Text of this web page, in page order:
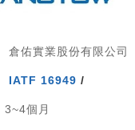
倉佑實業股份有限公司
IATF 16949 /
3~4個月